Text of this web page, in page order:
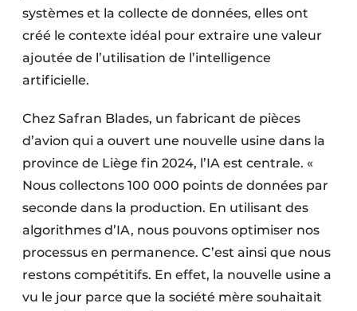
systèmes et la collecte de données, elles ont
créé le contexte idéal pour extraire une valeur
ajoutée de l’utilisation de l’intelligence
artificielle.
Chez Safran Blades, un fabricant de pièces
d’avion qui a ouvert une nouvelle usine dans la
province de Liège fin 2024, l’IA est centrale. «
Nous collectons 100 000 points de données par
seconde dans la production. En utilisant des
algorithmes d’IA, nous pouvons optimiser nos
processus en permanence. C’est ainsi que nous
restons compétitifs. En effet, la nouvelle usine a
vu le jour parce que la société mère souhaitait